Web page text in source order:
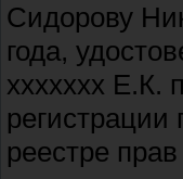
Сидорову
года,
ххххххх Е.К.
регистрации
реестре